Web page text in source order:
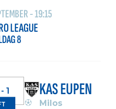
- 19:15
LEAGUE
8
1 KAS EUPEN
Milos